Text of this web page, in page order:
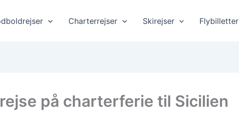
Charterrejser Skirejser Flybilletter
på charterferie til Sicilien